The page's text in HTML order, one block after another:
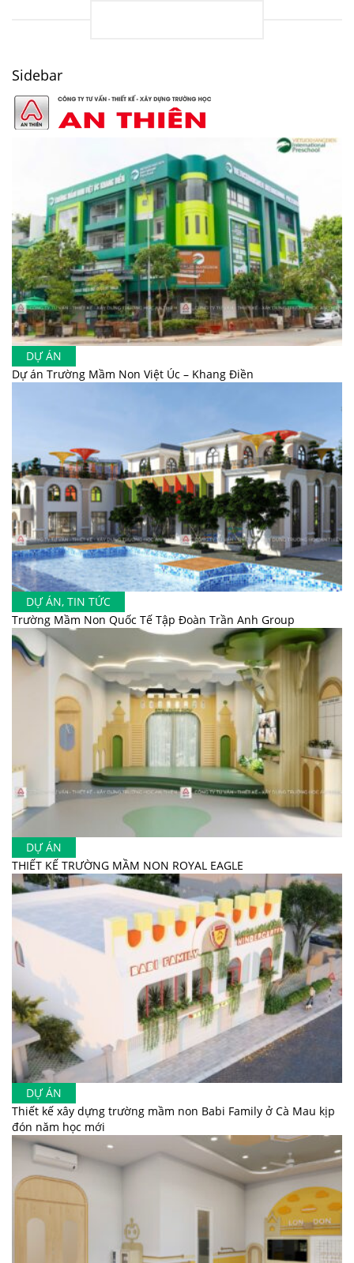
Sidebar
DỰ ÁN
Dự án Trường Mầm Non Việt Úc – Khang Điền
DỰ ÁN, TIN TỨC
Trường Mầm Non Quốc Tế Tập Đoàn Trần Anh Group
DỰ ÁN
THIẾT KẾ TRƯỜNG MẦM NON ROYAL EAGLE
DỰ ÁN
Thiết kế xây dựng trường mầm non Babi Family ở Cà Mau kịp
đón năm học mới